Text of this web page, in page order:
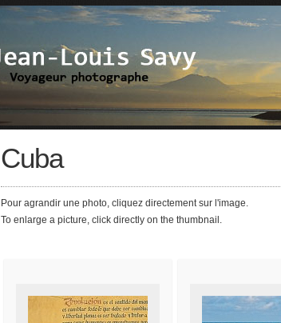
Cuba
Pour agrandir une photo, cliquez directement sur l'image.
To enlarge a picture, click directly on the thumbnail.